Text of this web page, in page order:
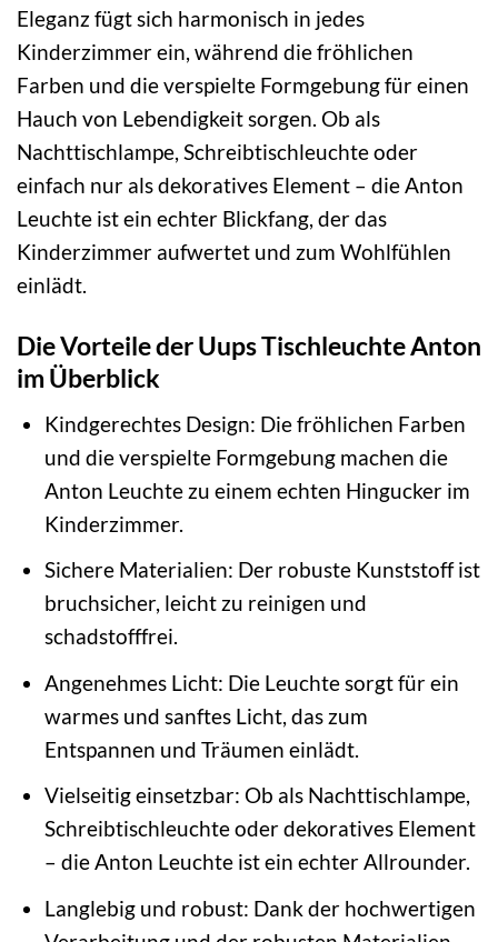
Eleganz fügt sich harmonisch in jedes
Kinderzimmer ein, während die fröhlichen
Farben und die verspielte Formgebung für einen
Hauch von Lebendigkeit sorgen. Ob als
Nachttischlampe, Schreibtischleuchte oder
einfach nur als dekoratives Element – die Anton
Leuchte ist ein echter Blickfang, der das
Kinderzimmer aufwertet und zum Wohlfühlen
einlädt.
Die Vorteile der Uups Tischleuchte Anton
im Überblick
Kindgerechtes Design: Die fröhlichen Farben
und die verspielte Formgebung machen die
Anton Leuchte zu einem echten Hingucker im
Kinderzimmer.
Sichere Materialien: Der robuste Kunststoff ist
bruchsicher, leicht zu reinigen und
schadstofffrei.
Angenehmes Licht: Die Leuchte sorgt für ein
warmes und sanftes Licht, das zum
Entspannen und Träumen einlädt.
Vielseitig einsetzbar: Ob als Nachttischlampe,
Schreibtischleuchte oder dekoratives Element
– die Anton Leuchte ist ein echter Allrounder.
Langlebig und robust: Dank der hochwertigen